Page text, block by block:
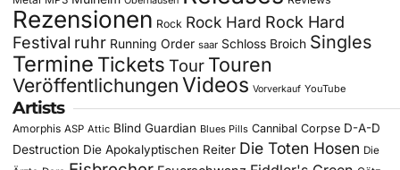
Rezensionen Rock Rock Hard Rock Hard
Festival ruhr Running Order saar Schloss Broich Singles
Termine Tickets Tour Touren
Veröffentlichungen Videos Vorverkauf YouTube
Artists
Amorphis ASP Attic Blind Guardian Blues Pills Cannibal Corpse D-A-D
Destruction Die Apokalyptischen Reiter Die Toten Hosen Die